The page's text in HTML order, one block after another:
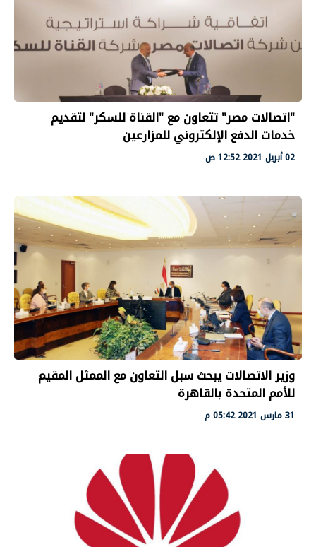
"اتصالات مصر" تتعاون مع "القناة للسكر" لتقديم
خدمات الدفع الإلكتروني للمزارعين
02 أبريل 2021 12:52 ص
وزير الاتصالات يبحث سبل التعاون مع الممثل المقيم
للأمم المتحدة بالقاهرة
31 مارس 2021 05:42 م